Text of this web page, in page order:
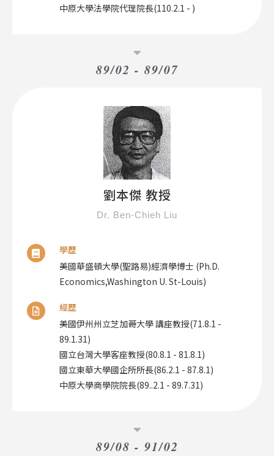
中原大學法學院代理院長(110.2.1 - )
89/02 - 89/07
劉本傑 教授
Dr. Ben-Chieh Liu
學歷
美國華盛頓大學(聖路易)經濟學博士 (Ph.D.
Economics,Washington U. St-Louis)
經歷
美國伊州州立芝加哥大學 講座教授(71.8.1 -
89.1.31)
國立台灣大學客座教授(80.8.1 - 81.8.1)
國立東華大學國企所所長(86.2.1 - 87.8.1)
中原大學商學院院長(89..2.1 - 89.7.31)
89/08 - 91/02